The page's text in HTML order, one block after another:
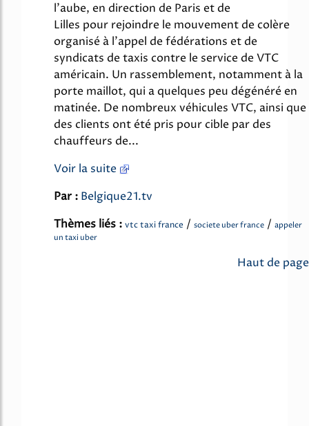
l'aube, en direction de Paris et de
Lilles pour rejoindre le mouvement de colère
organisé à l'appel de fédérations et de
syndicats de taxis contre le service de VTC
américain. Un rassemblement, notamment à la
porte maillot, qui a quelques peu dégénéré en
matinée. De nombreux véhicules VTC, ainsi que
des clients ont été pris pour cible par des
chauffeurs de...
Voir la suite
Par : Belgique21.tv
Thèmes liés : vtc taxi france / societe uber france / appeler
un taxi uber
Haut de page